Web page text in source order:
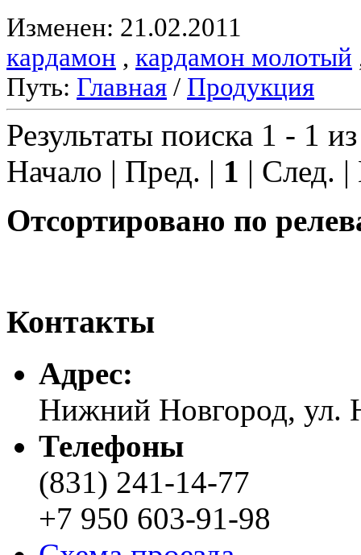
Изменен: 21.02.2011
кардамон , кардамон молотый
Путь: Главная / Продукция
Результаты поиска 1 - 1
Начало | Пред. | 1 | След.
Отсортировано по
Контакты
Адреc:
Нижний Новгород, ул.
Телефоны
(831) 241-14-77
+7 950 603-91-98